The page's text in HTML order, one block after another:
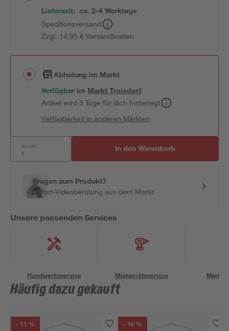
Lieferzeit: ca. 2-4 Werktage
Speditionsversand
Zzgl. 14,95 € Versandkosten
Abholung im Markt
Verfügbar im MarktTroisdorf
Artikel wird 3 Tage für dich hinterlegt
Verfügbarkeit in anderen Märkten
Anzahl: In den Warenkorb
Fragen zum Produkt?
Sofort-Videoberatung aus dem Markt
Unsere passenden Services
Handwerksservice Mietgeräteservice
Häufig dazu gekauft
- 11 % - 16 %